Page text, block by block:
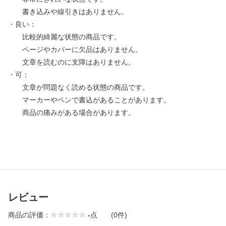
書き込みや線引きはありません。
・良い：
比較的綺麗な状態の商品です。
ページやカバーに欠品はありません。
文章を読むのに支障はありません。
・可：
文章が問題なく読める状態の商品です。
マーカーやペンで書込があることがあります。
商品の痛みがある場合があります。
レビュー
商品の評価： -点 (0件)